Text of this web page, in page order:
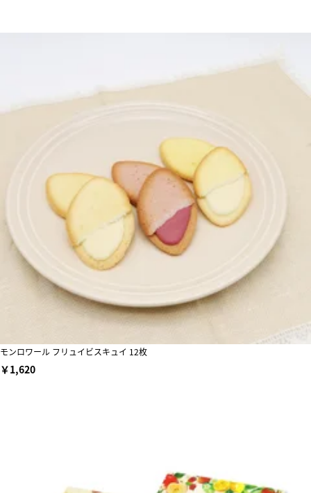
モンロワール フリュイビスキュイ 12枚
￥1,620